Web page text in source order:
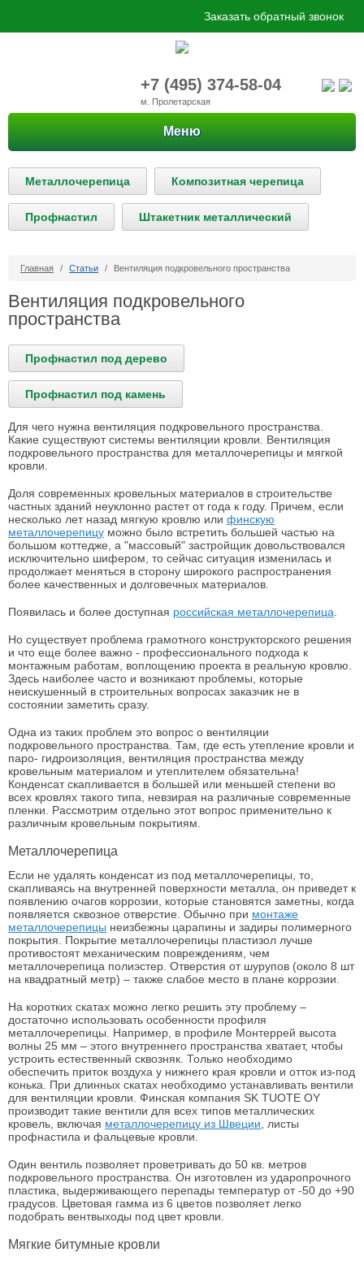
Заказать обратный звонок
+7 (495) 374-58-04
м. Пролетарская
Меню
Металлочерепица Композитная черепица
Профнастил Штакетник металлический
Главная / Статьи / Вентиляция подкровельного пространства
Вентиляция подкровельного
пространства
Профнастил под дерево
Профнастил под камень
Для чего нужна вентиляция подкровельного пространства.
Какие существуют системы вентиляции кровли. Вентиляция
подкровельного пространства для металлочерепицы и мягкой
кровли.
Доля современных кровельных материалов в строительстве
частных зданий неуклонно растет от года к году. Причем, если
несколько лет назад мягкую кровлю или финскую
металлочерепицу можно было встретить большей частью на
большом коттедже, а "массовый" застройщик довольствовался
исключительно шифером, то сейчас ситуация изменилась и
продолжает меняться в сторону широкого распространения
более качественных и долговечных материалов.
Появилась и более доступная российская металлочерепица.
Но существует проблема грамотного конструкторского решения
и что еще более важно - профессионального подхода к
монтажным работам, воплощению проекта в реальную кровлю.
Здесь наиболее часто и возникают проблемы, которые
неискушенный в строительных вопросах заказчик не в
состоянии заметить сразу.
Одна из таких проблем это вопрос о вентиляции
подкровельного пространства. Там, где есть утепление кровли и
паро- гидроизоляция, вентиляция пространства между
кровельным материалом и утеплителем обязательна!
Конденсат скапливается в большей или меньшей степени во
всех кровлях такого типа, невзирая на различные современные
пленки. Рассмотрим отдельно этот вопрос применительно к
различным кровельным покрытиям.
Металлочерепица
Если не удалять конденсат из под металлочерепицы, то,
скапливаясь на внутренней поверхности металла, он приведет к
появлению очагов коррозии, которые становятся заметны, когда
появляется сквозное отверстие. Обычно при монтаже
металлочерепицы неизбежны царапины и задиры полимерного
покрытия. Покрытие металлочерепицы пластизол лучше
противостоят механическим повреждениям, чем
металлочерепица полиэстер. Отверстия от шурупов (около 8 шт
на квадратный метр) – также слабое место в плане коррозии.
На коротких скатах можно легко решить эту проблему –
достаточно использовать особенности профиля
металлочерепицы. Например, в профиле Монтеррей высота
волны 25 мм – этого внутреннего пространства хватает, чтобы
устроить естественный сквозняк. Только необходимо
обеспечить приток воздуха у нижнего края кровли и отток из-под
конька. При длинных скатах необходимо устанавливать вентили
для вентиляции кровли. Финская компания SK TUOTE OY
производит такие вентили для всех типов металлических
кровель, включая металлочерепицу из Швеции, листы
профнастила и фальцевые кровли.
Один вентиль позволяет проветривать до 50 кв. метров
подкровельного пространства. Он изготовлен из ударопрочного
пластика, выдерживающего перепады температур от -50 до +90
градусов. Цветовая гамма из 6 цветов позволяет легко
подобрать вентвыходы под цвет кровли.
Мягкие битумные кровли